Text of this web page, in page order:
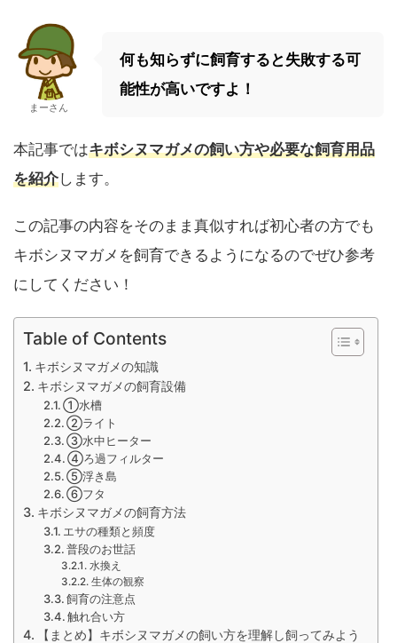
まーさん
何も知らずに飼育すると失敗する可
能性が高いですよ！
本記事ではキボシヌマガメの飼い方や必要な飼育用品
を紹介します。
この記事の内容をそのまま真似すれば初心者の方でも
キボシヌマガメを飼育できるようになるのでぜひ参考
にしてください！
Table of Contents
キボシヌマガメの知識
キボシヌマガメの飼育設備
①水槽
②ライト
③水中ヒーター
④ろ過フィルター
⑤浮き島
⑥フタ
キボシヌマガメの飼育方法
エサの種類と頻度
普段のお世話
水換え
生体の観察
飼育の注意点
触れ合い方
【まとめ】キボシヌマガメの飼い方を理解し飼ってみよう